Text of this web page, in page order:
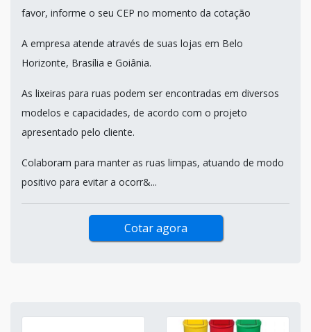
favor, informe o seu CEP no momento da cotação
A empresa atende através de suas lojas em Belo
Horizonte, Brasília e Goiânia.
As lixeiras para ruas podem ser encontradas em diversos
modelos e capacidades, de acordo com o projeto
apresentado pelo cliente.
Colaboram para manter as ruas limpas, atuando de modo
positivo para evitar a ocorr&...
Cotar agora